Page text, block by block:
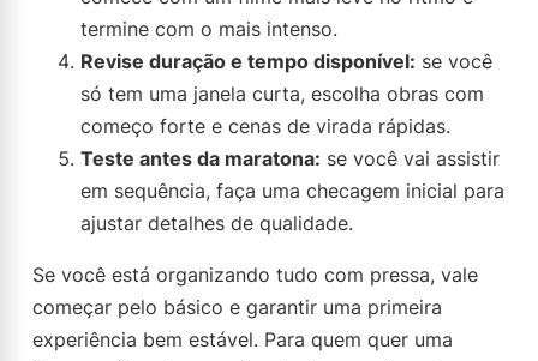
termine com o mais intenso.
Revise duração e tempo disponível: se você
só tem uma janela curta, escolha obras com
começo forte e cenas de virada rápidas.
Teste antes da maratona: se você vai assistir
em sequência, faça uma checagem inicial para
ajustar detalhes de qualidade.
Se você está organizando tudo com pressa, vale
começar pelo básico e garantir uma primeira
experiência bem estável. Para quem quer uma